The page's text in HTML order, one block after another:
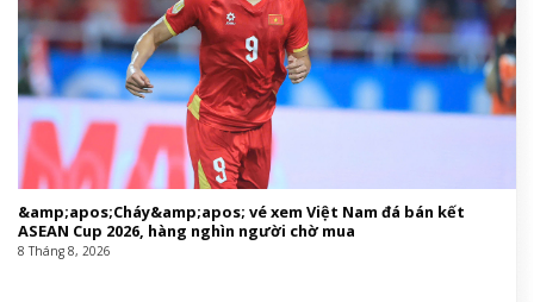
&amp;apos;Cháy&amp;apos; vé xem Việt Nam đá bán kết
ASEAN Cup 2026, hàng nghìn người chờ mua
8 Tháng 8, 2026